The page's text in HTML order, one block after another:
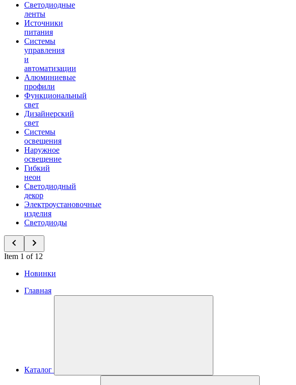
Светодиодные
ленты
Источники
питания
Системы
управления
и
автоматизации
Алюминиевые
профили
Функциональный
свет
Дизайнерский
свет
Системы
освещения
Наружное
освещение
Гибкий
неон
Светодиодный
декор
Электроустановочные
изделия
Светодиоды
Item 1 of 12
Новинки
Главная
Каталог